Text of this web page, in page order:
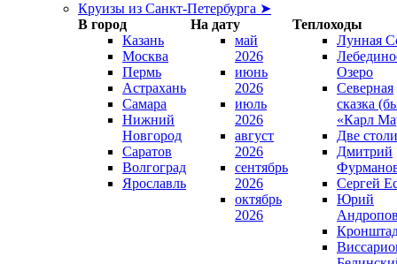
Круизы из Санкт-Петербурга ➤
В город
На дату
Теплоходы
Казань
Москва
Пермь
Астрахань
Самара
Нижний
Новгород
Саратов
Волгоград
Ярославль
май
2026
июнь
2026
июль
2026
август
2026
сентябрь
2026
октябрь
2026
Лунная
Озеро
Северная
сказка
«Карл
Две
Дмитрий
Сергей
Юрий